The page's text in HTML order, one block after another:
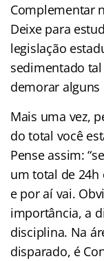
Complementar
Deixe para
legislação
sedimentado
demorar alguns
Mais uma vez,
do total você
Pense assim:
um total de 24h
e por aí vai.
importância, a
disciplina. Na
disparado, é